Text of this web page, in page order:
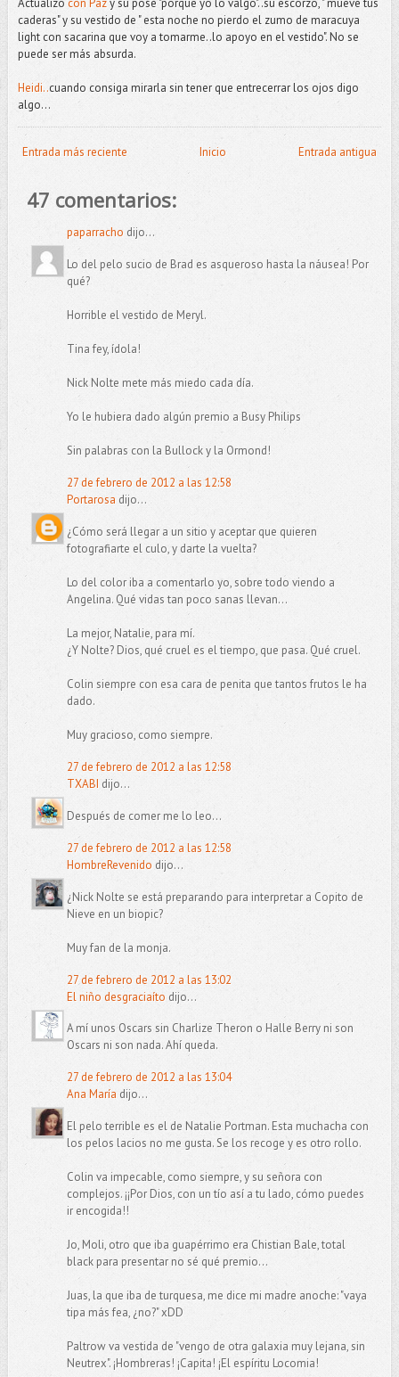
Actualizo con Pazy su pose "porque yo lo valgo"..su escorzo, " mueve tus
caderas" y su vestido de " esta noche no pierdo el zumo de maracuya
light con sacarina que voy a tomarme..lo apoyo en el vestido". No se
puede ser más absurda.
Heidi..cuando consiga mirarla sin tener que entrecerrar los ojos digo
algo...
Entrada más reciente Entrada antigua
Inicio
47 comentarios:
paparracho dijo...
Lo del pelo sucio de Brad es asqueroso hasta la náusea! Por
qué?
Horrible el vestido de Meryl.
Tina fey, ídola!
Nick Nolte mete más miedo cada día.
Yo le hubiera dado algún premio a Busy Philips
Sin palabras con la Bullock y la Ormond!
27 de febrero de 2012 a las 12:58
Portarosa dijo...
¿Cómo será llegar a un sitio y aceptar que quieren
fotografiarte el culo, y darte la vuelta?
Lo del color iba a comentarlo yo, sobre todo viendo a
Angelina. Qué vidas tan poco sanas llevan...
La mejor, Natalie, para mí.
¿Y Nolte? Dios, qué cruel es el tiempo, que pasa. Qué cruel.
Colin siempre con esa cara de penita que tantos frutos le ha
dado.
Muy gracioso, como siempre.
27 de febrero de 2012 a las 12:58
TXABI dijo...
Después de comer me lo leo...
27 de febrero de 2012 a las 12:58
HombreRevenido dijo...
¿Nick Nolte se está preparando para interpretar a Copito de
Nieve en un biopic?
Muy fan de la monja.
27 de febrero de 2012 a las 13:02
El niño desgraciaíto dijo...
A mí unos Oscars sin Charlize Theron o Halle Berry ni son
Oscars ni son nada. Ahí queda.
27 de febrero de 2012 a las 13:04
Ana María dijo...
El pelo terrible es el de Natalie Portman. Esta muchacha con
los pelos lacios no me gusta. Se los recoge y es otro rollo.
Colin va impecable, como siempre, y su señora con
complejos. ¡¡Por Dios, con un tío así a tu lado, cómo puedes
ir encogida!!
Jo, Moli, otro que iba guapérrimo era Chistian Bale, total
black para presentar no sé qué premio...
Juas, la que iba de turquesa, me dice mi madre anoche: "vaya
tipa más fea, ¿no?" xDD
Paltrow va vestida de "vengo de otra galaxia muy lejana, sin
Neutrex". ¡Hombreras! ¡Capita! ¡El espíritu Locomia!